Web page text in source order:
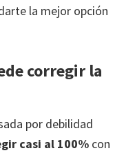
la mejor opción
corregir la
por debilidad
casi al 100% con